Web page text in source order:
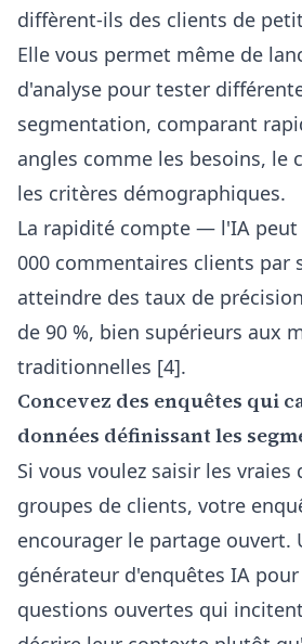
diffèrent-ils des clients de
Elle vous permet même de
d'analyse pour tester
segmentation, comparant
angles comme les besoins, le
les critères démographiques.
La rapidité compte — l'IA peut
000 commentaires clients par
atteindre des taux de
de 90 %, bien supérieurs aux
traditionnelles [4].
Concevez des enquêtes qui
données définissant les
Si vous voulez saisir les
groupes de clients, votre
encourager le partage ouvert.
générateur d'enquêtes IA
questions ouvertes qui